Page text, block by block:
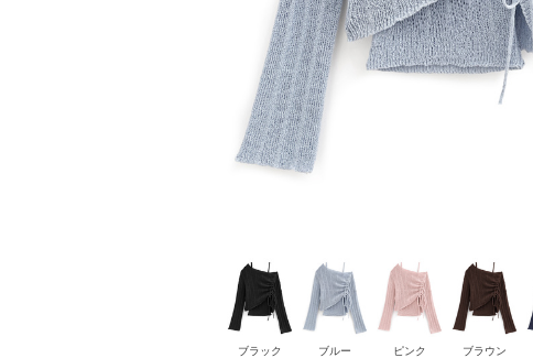
ブラック ブルー ピンク ブラウン